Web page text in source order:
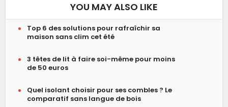
YOU MAY ALSO LIKE
Top 6 des solutions pour rafraîchir sa
maison sans clim cet été
3 têtes de lit à faire soi-même pour moins
de 50 euros
Quel isolant choisir pour ses combles ? Le
comparatif sans langue de bois